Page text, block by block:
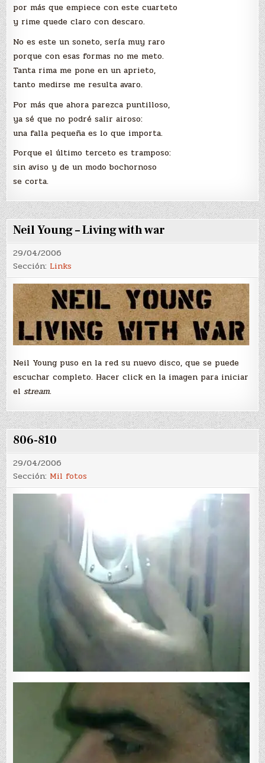
por más que empiece con este cuarteto
y rime quede claro con descaro.
No es este un soneto, sería muy raro
porque con esas formas no me meto.
Tanta rima me pone en un aprieto,
tanto medirse me resulta avaro.
Por más que ahora parezca puntilloso,
ya sé que no podré salir airoso:
una falla pequeña es lo que importa.
Porque el último terceto es tramposo:
sin aviso y de un modo bochornoso
se corta.
Neil Young – Living with war
29/04/2006
Sección: Links
Neil Young puso en la red su nuevo disco, que se puede
escuchar completo. Hacer click en la imagen para iniciar
elstream.
806-810
29/04/2006
Sección: Mil fotos